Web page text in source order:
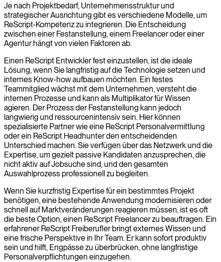
Je nach Projektbedarf, Unternehmensstruktur und
strategischer Ausrichtung gibt es verschiedene Modelle, um
ReScript-Kompetenz zu integrieren. Die Entscheidung
zwischen einer Festanstellung, einem Freelancer oder einer
Agentur hängt von vielen Faktoren ab.
Einen ReScript Entwickler fest einzustellen, ist die ideale
Lösung, wenn Sie langfristig auf die Technologie setzen und
internes Know-how aufbauen möchten. Ein festes
Teammitglied wächst mit dem Unternehmen, versteht die
internen Prozesse und kann als Multiplikator für Wissen
agieren. Der Prozess der Festanstellung kann jedoch
langwierig und ressourcenintensiv sein. Hier können
spezialisierte Partner wie eine ReScript Personalvermittlung
oder ein ReScript Headhunter den entscheidenden
Unterschied machen. Sie verfügen über das Netzwerk und die
Expertise, um gezielt passive Kandidaten anzusprechen, die
nicht aktiv auf Jobsuche sind, und den gesamten
Auswahlprozess professionell zu begleiten.
Wenn Sie kurzfristig Expertise für ein bestimmtes Projekt
benötigen, eine bestehende Anwendung modernisieren oder
schnell auf Marktveränderungen reagieren müssen, ist es oft
die beste Option, einen ReScript Freelancer zu beauftragen. Ein
erfahrener ReScript Freiberufler bringt externes Wissen und
eine frische Perspektive in Ihr Team. Er kann sofort produktiv
sein und hilft, Engpässe zu überbrücken, ohne langfristige
Personalverpflichtungen einzugehen.